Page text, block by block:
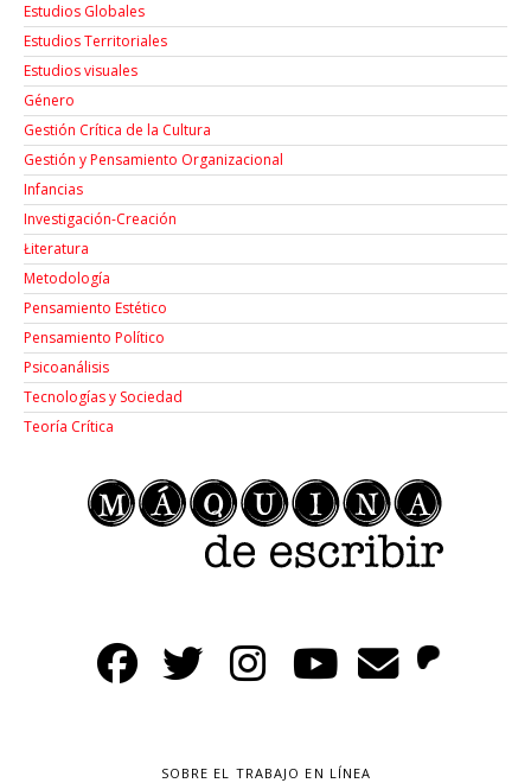
Estudios Globales
Estudios Territoriales
Estudios visuales
Género
Gestión Crítica de la Cultura
Gestión y Pensamiento Organizacional
Infancias
Investigación-Creación
Łiteratura
Metodología
Pensamiento Estético
Pensamiento Político
Psicoanálisis
Tecnologías y Sociedad
Teoría Crítica
SOBRE EL TRABAJO EN LÍNEA